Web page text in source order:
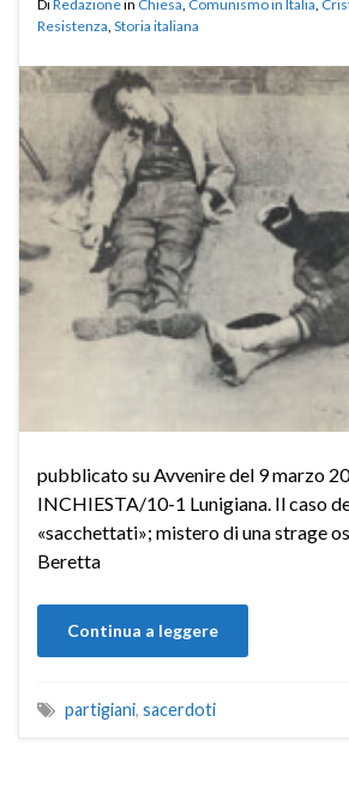
DiRedazionein Chiesa, Comunismo in Italia,
Resistenza, Storia italiana
pubblicato su Avvenire del 9 marzo
INCHIESTA/10-1 Lunigiana. Il caso
«sacchettati»; mistero di una strage
Beretta
Continua a leggere
partigiani, sacerdoti